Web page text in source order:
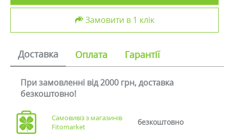
Замовити в 1 клік
Доставка Оплата Гарантії
При замовленні від 2000 грн, доставка
безкоштовно!
Самовивіз з магазинів
Fitomarket
безкоштовно